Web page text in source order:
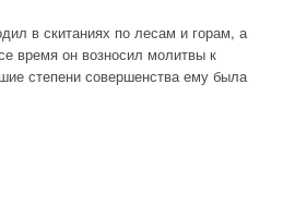
в скитаниях по лесам и горам, а
время он возносил молитвы к
степени совершенства ему была